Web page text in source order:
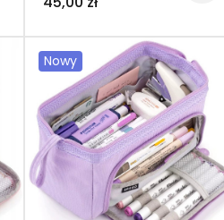
Różowy Premium
Nowy